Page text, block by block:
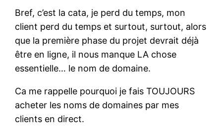
Bref, c’est la cata, je perd du temps, mon
client perd du temps et surtout, surtout, alors
que la première phase du projet devrait déjà
être en ligne, il nous manque LA chose
essentielle… le nom de domaine.
Ca me rappelle pourquoi je fais TOUJOURS
acheter les noms de domaines par mes
clients en direct.